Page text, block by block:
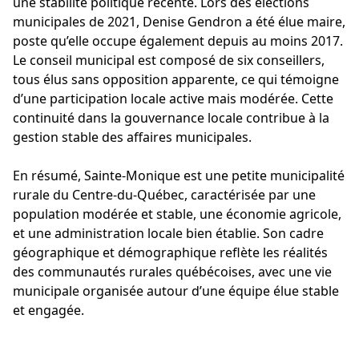
municipales de 2021, Denise Gendron a été élue maire,
poste qu’elle occupe également depuis au moins 2017.
Le conseil municipal est composé de six conseillers,
tous élus sans opposition apparente, ce qui témoigne
d’une participation locale active mais modérée. Cette
continuité dans la gouvernance locale contribue à la
gestion stable des affaires municipales.
En résumé, Sainte-Monique est une petite municipalité
rurale du Centre-du-Québec, caractérisée par une
population modérée et stable, une économie agricole,
et une administration locale bien établie. Son cadre
géographique et démographique reflète les réalités
des communautés rurales québécoises, avec une vie
municipale organisée autour d’une équipe élue stable
et engagée.